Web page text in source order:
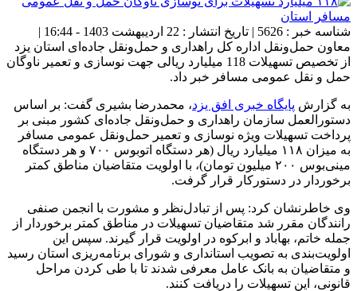
شناسه خبر : 5626 | تاریخ انتشار : 22 اردیبهشت 1403 - 16:44 |
معاون حمل‌ونقل اداره کل راهداری و حمل‌ونقل جاده‌ای استان یزد
از تخصیص تسهیلات 118 میلیارد ریالی جهت نوسازی و تعمیر ناوگان
حمل و نقل عمومی مسافر خبر داد.
به گزارش پایگاه خبری افق یزد، محمدرضا بشیری گفت: بر اساس
دستورالعمل سازمان راهداری و حمل‌ونقل جاده‌ای کشور مبنی بر
پرداخت تسهیلات ویژه نوسازی و تعمیر حمل‌ونقل عمومی مسافر
به میزان ۱۱۸ میلیارد ریال (هر دستگاه اتوبوس ۷۰۰ و هر دستگاه
مینی‌بوس ۲۰۰ میلیون تومان)، با اولویت متقاضیان مناطق کمتر
برخوردار در دستورکار قرار گرفت.
وی خاطرنشان کرد: پس از تبادل‌نظر و مشورت با انجمن صنفی
رانندگان مقرر شد متقاضیان تسهیلات در مناطق کمتر برخوردار از
جمله خاتم، بهاباد و ابرکوه در اولویت قرار گیرند. سپس این
اولویت‌بندی به تصویب استانداری و شورای برنامه‌ریزی استان رسید
و متقاضیان به بانک عامل معرفی شدند تا با طی کردن مراحل
قانونی، این تسهیلات را دریافت کنند.